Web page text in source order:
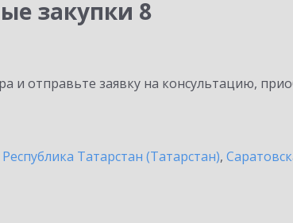
закупки 8
и отправьте заявку на консультацию,
Республика Татарстан (Татарстан),